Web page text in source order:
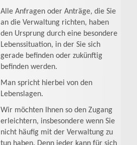
Alle Anfragen oder Anträge, die Sie
an die Verwaltung richten, haben
den Ursprung durch eine besondere
Lebenssituation, in der Sie sich
gerade befinden oder zukünftig
befinden werden.
Man spricht hierbei von den
Lebenslagen.
Wir möchten Ihnen so den Zugang
erleichtern, insbesondere wenn Sie
nicht häufig mit der Verwaltung zu